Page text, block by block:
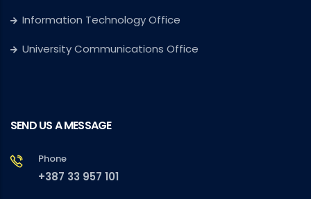
Information Technology Office
University Communications Office
SEND US A MESSAGE
Phone
+387 33 957 101